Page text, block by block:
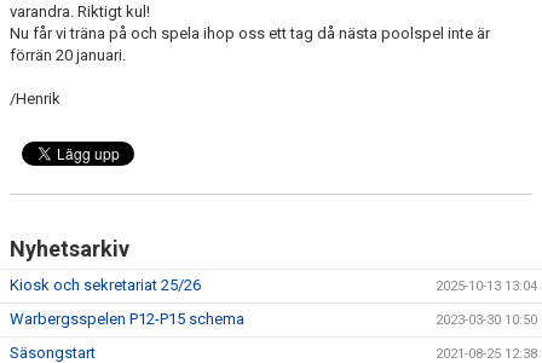
varandra. Riktigt kul!
Nu får vi träna på och spela ihop oss ett tag då nästa poolspel inte är
förrän 20 januari.
/Henrik
Nyhetsarkiv
Kiosk och sekretariat 25/26 2025-10-13 13:04
Warbergsspelen P12-P15 schema 2023-03-30 10:50
Säsongstart 2021-08-25 12:38